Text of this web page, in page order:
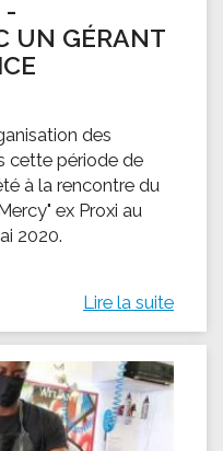
-
UN GÉRANT
des
cette période de
à la rencontre du
ex Proxi au
2020.
Lire la suite